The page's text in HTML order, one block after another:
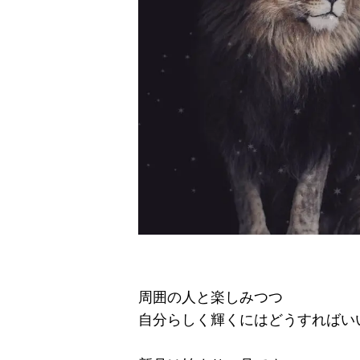
周囲の人と楽しみつつ
自分らしく輝くにはどうすればい